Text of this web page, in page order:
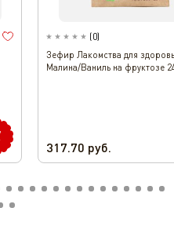
(0)
Зефир Лакомства для
Малина/Ваниль на фруктозе
317.70 руб.